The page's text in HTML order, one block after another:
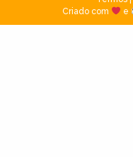
Criado com
e